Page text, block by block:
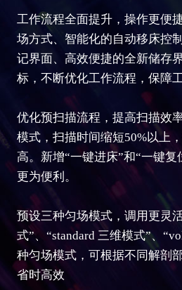
工作流程全面提升，操作更便
场方式、智能化的自动移床控
记界面、高效便捷的全新储存
标，不断优化工作流程，保障
优化预扫描流程，提高扫描效
模式，扫描时间缩短50%以上
高。新增“一键进床”和“一键
更为便利。
预设三种匀场模式，调用更灵
式”、“standard 三维模式”、
种匀场模式，可根据不同解剖
省时高效